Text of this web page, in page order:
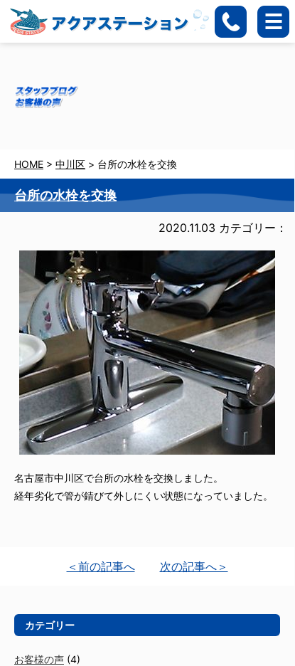
HOME > 中川区 > 台所の水栓を交換
台所の水栓を交換
2020.11.03 カテゴリー：
名古屋市中川区で台所の水栓を交換しました。
経年劣化で管が錆びて外しにくい状態になっていました。
＜前の記事へ 次の記事へ＞
カテゴリー
お客様の声 (4)